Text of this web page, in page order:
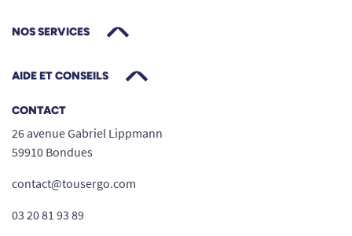
NOS SERVICES
AIDE ET CONSEILS
CONTACT
26 avenue Gabriel Lippmann
59910 Bondues
contact@tousergo.com
03 20 81 93 89